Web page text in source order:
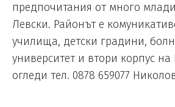
предпочитания от много
Левски. Районът е
училища, детски градини,
университет и втори корпус
огледи тел. 0878 659077